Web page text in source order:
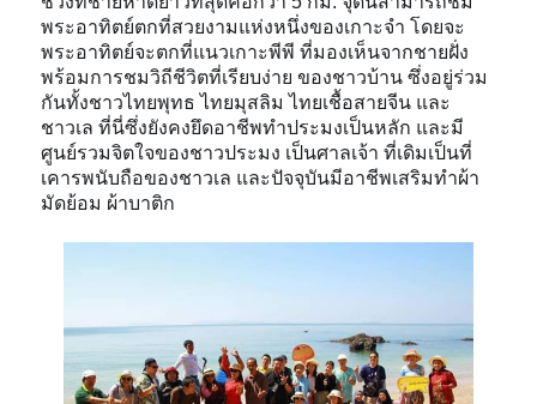
พระอาทิตย์ตกที่สวยงามแห่งหนึ่งของเกาะจำ โดยจะ
พระอาทิตย์จะตกที่แนวเกาะพีพี ที่มองเห็นจากชายฝั่ง
พร้อมการชมวิถีชีวิตที่เรียบง่าย ของชาวบ้าน ซึ่งอยู่ร่วม
กันทั้งชาวไทยพุทธ ไทยมุสลิม ไทยเชื้อสายจีน และ
ชาวเล ที่นี่ซึ่งยังคงยึดอาชีพทำประมงเป็นหลัก และมี
ศูนย์รวมจิตใจของชาวประมง เป็นศาลเจ้า ที่เดิมเป็นที่
เคารพนับถือของชาวเล และปัจจุบันมีอาชีพเสริมทำผ้า
มัดย้อม ผ้าบาติก